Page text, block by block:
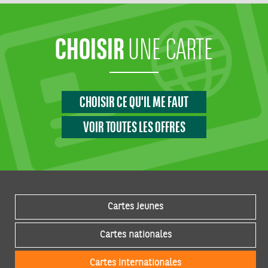
CHOISIRUNE CARTE
CHOISIR CE QU'IL ME FAUT
VOIR TOUTES LES OFFRES
Cartes Jeunes
Cartes nationales
Cartes internationales